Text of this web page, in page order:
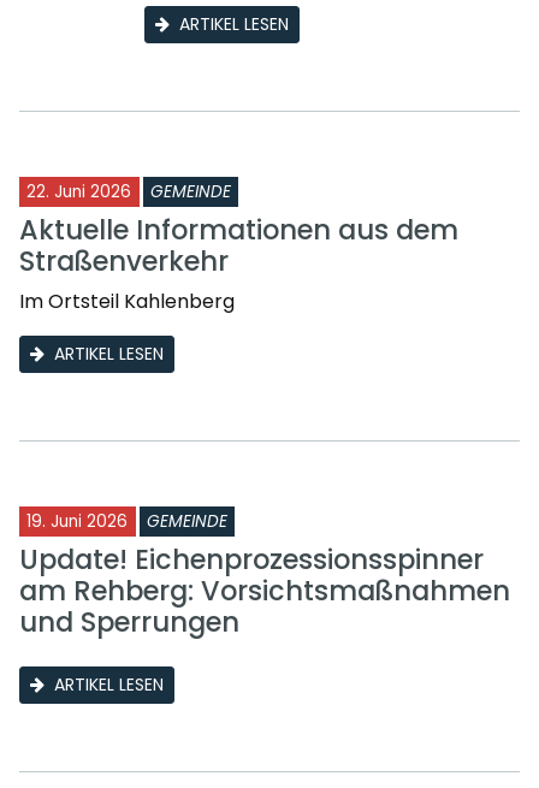
ARTIKEL LESEN
22. Juni 2026 GEMEINDE
Aktuelle Informationen aus dem
Straßenverkehr
Im Ortsteil Kahlenberg
ARTIKEL LESEN
19. Juni 2026 GEMEINDE
Update! Eichenprozessionsspinner
am Rehberg: Vorsichtsmaßnahmen
und Sperrungen
ARTIKEL LESEN